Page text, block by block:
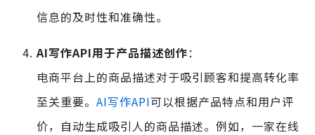
信息的及时性和准确性。
AI写作API用于产品描述创作：
电商平台上的商品描述对于吸引顾客和提高转化率
至关重要。 AI写作API可以根据产品特点和用户评
价，自动生成吸引人的商品描述。例如，一家在线